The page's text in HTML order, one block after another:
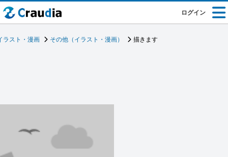
ログイン
ラスト・漫画 その他（イラスト・漫画） 描きます